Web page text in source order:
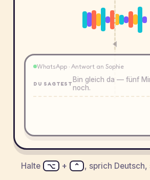
WhatsApp · Antwort an Sophie
DU SAGTEST Bin gleich da — fünf
noch.
Halte ⌥ + ⌃ , sprich Deutsch,